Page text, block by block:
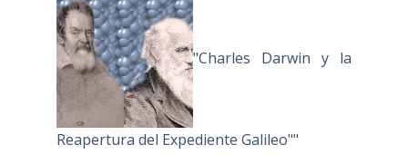
"Charles Darwin y la
Reapertura del Expediente Galileo""